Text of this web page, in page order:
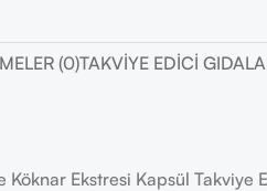
(0)TAKVIYE EDICI
Ekstresi Kapsül Takviye